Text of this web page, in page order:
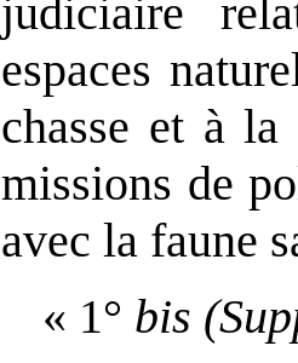
judiciaire
espaces
chasse et à
missions de
avec la faune
« 1° bis